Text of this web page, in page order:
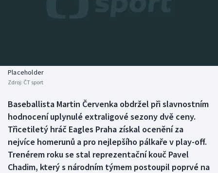
Biatlon
Box
Curling
Dostihy
Aplikace ČT sport
Placeholder
Zdroj: ČT sport
Baseballista Martin Červenka obdržel při slavnostním
hodnocení uplynulé extraligové sezony dvě ceny.
Třicetiletý hráč Eagles Praha získal ocenění za
nejvíce homerunů a pro nejlepšího pálkaře v play-off.
Trenérem roku se stal reprezentační kouč Pavel
Chadim, který s národním týmem postoupil poprvé na